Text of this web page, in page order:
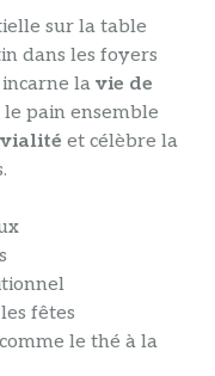
sur la table
dans les foyers
la vie de
le pain ensemble
et célèbre la
fêtes
le thé à la